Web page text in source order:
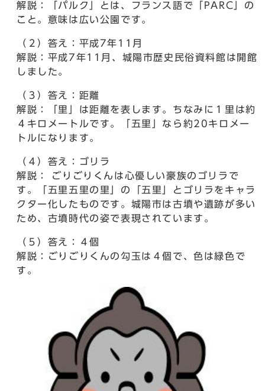
解説：「パルク」とは、フランス語で「PARC」の
こと。意味は広い公園です。
（２）答え：平成7年11月
解説：平成7年11月、城陽市歴史民俗資料館は開館
しました。
（３）答え：距離
解説：「里」は距離を表します。ちなみに１里は約
４キロメートルです。「五里」なら約20キロメー
トルになります。
（４）答え：ゴリラ
解説： ごりごりくんは心優しい豪族のゴリラで
す。「五里五里の里」の「五里」とゴリラをキャラ
クター化したものです。城陽市は古墳や遺跡が多い
ため、古墳時代の姿で表現されています。
（５）答え：４個
解説：ごりごりくんの勾玉は４個で、色は緑色で
す。